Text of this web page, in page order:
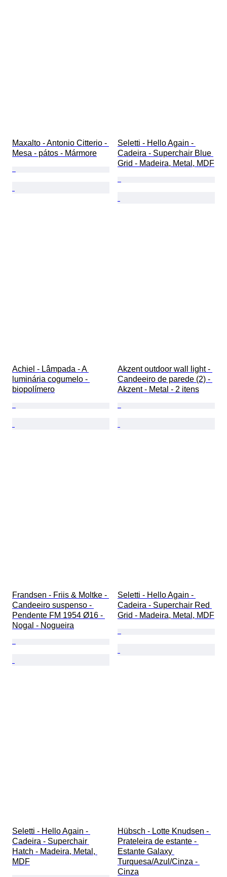
Maxalto - Antonio Citterio -
Mesa - pátos - Mármore
Seletti - Hello Again -
Cadeira - Superchair Blue
Grid - Madeira, Metal, MDF
Achiel - Lâmpada - A
luminária cogumelo -
biopolímero
Akzent outdoor wall light -
Candeeiro de parede (2) -
Akzent - Metal - 2 itens
Frandsen - Friis & Moltke -
Candeeiro suspenso -
Pendente FM 1954 Ø16 -
Nogal - Nogueira
Seletti - Hello Again -
Cadeira - Superchair Red
Grid - Madeira, Metal, MDF
Seletti - Hello Again -
Cadeira - Superchair
Hatch - Madeira, Metal,
MDF
Hübsch - Lotte Knudsen -
Prateleira de estante -
Estante Galaxy
Turquesa/Azul/Cinza -
Cinza